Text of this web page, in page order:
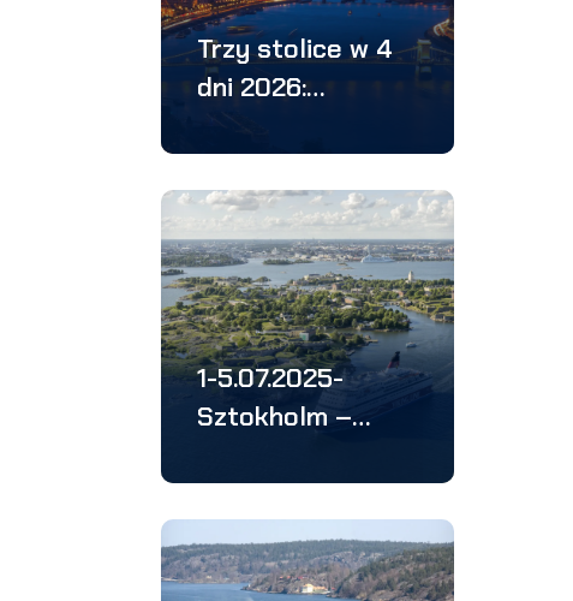
Trzy stolice w 4
dni 2026:
Budapeszt –
Wiedeń
1-5.07.2025-
Sztokholm –
Ryga – 4 stolice: